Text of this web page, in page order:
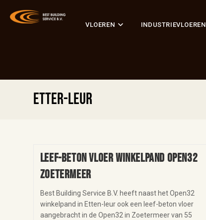
VLOEREN INDUSTRIEVLOEREN
Etter-Leur
Leef-beton vloer winkelpand Open32
Zoetermeer
Best Building Service B.V. heeft naast het Open32
winkelpand in Etten-leur ook een leef-beton vloer
aangebracht in de Open32 in Zoetermeer van 55